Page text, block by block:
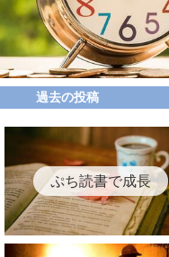
過去の投稿
ぷち読書で成長